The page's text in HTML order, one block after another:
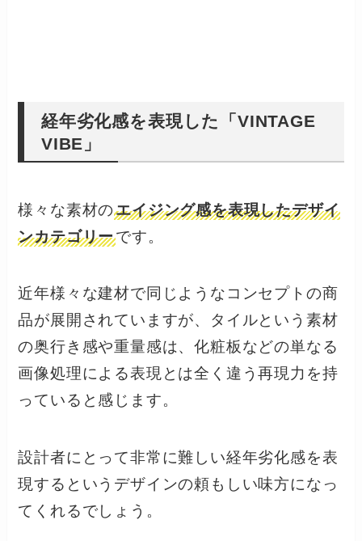
経年劣化感を表現した「VINTAGE
VIBE」
様々な素材のエイジング感を表現したデザイ
ンカテゴリーです。
近年様々な建材で同じようなコンセプトの商
品が展開されていますが、タイルという素材
の奥行き感や重量感は、化粧板などの単なる
画像処理による表現とは全く違う再現力を持
っていると感じます。
設計者にとって非常に難しい経年劣化感を表
現するというデザインの頼もしい味方になっ
てくれるでしょう。